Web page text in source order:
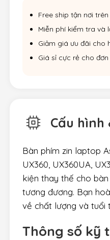
Free ship tận nơi
Miễn phí kiểm tra và
Giảm giá ưu đãi cho
Giá sỉ cực rẻ cho
Cấu hình
Bàn phím zin laptop
UX360, UX360UA,
kiện thay thế cho
tương đương. Bạn
về chất lượng và tuổi
Thông số kỹ